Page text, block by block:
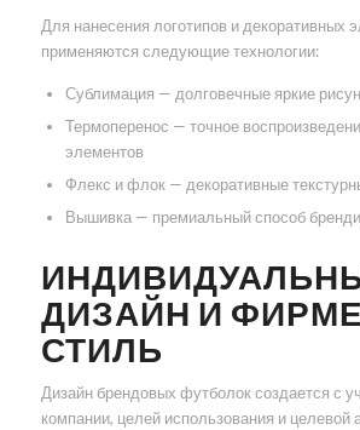
Для нанесения логотипов и декоративных
применяются следующие технологии:
Сублимация — долговечные яркие
Термоперенос — точное
элементов
Флекс и флок — декоративные
Вышивка — премиальный способ
ДИЗАЙН И
СТИЛЬ
Дизайн брендовых футболок создается с
компании, целей использования и целевой